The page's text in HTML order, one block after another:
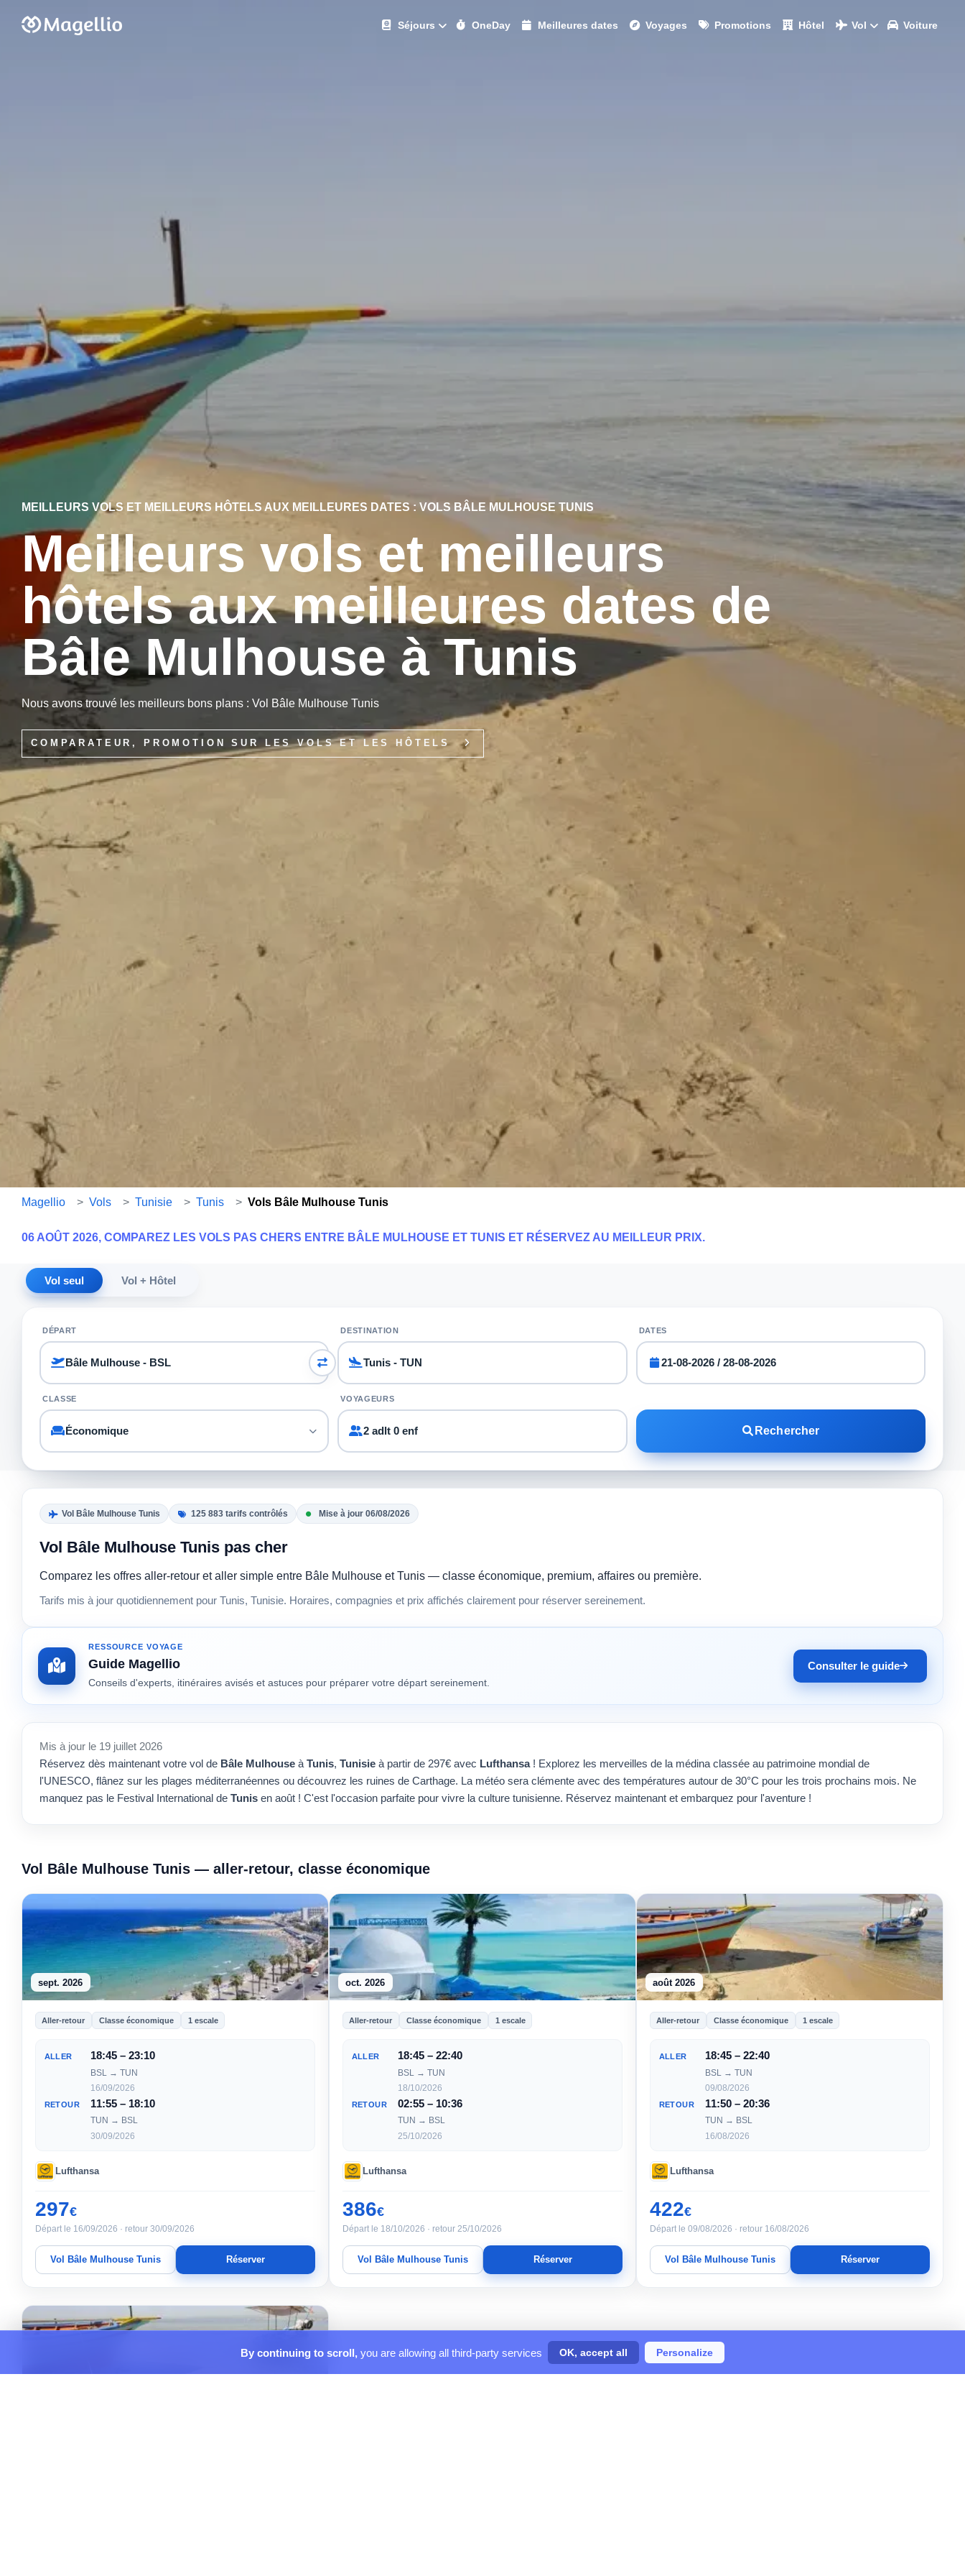
Séjours OneDay Meilleures dates Voyages Promotions Hôtel Vol Voiture
MEILLEURS VOLS ET MEILLEURS HÔTELS AUX MEILLEURES DATES : VOLS BÂLE MULHOUSE TUNIS
Meilleurs vols et meilleurs
hôtels aux meilleures dates de
Bâle Mulhouse à Tunis
Nous avons trouvé les meilleurs bons plans : Vol Bâle Mulhouse Tunis
COMPARATEUR, PROMOTION SUR LES VOLS ET LES HÔTELS
Magellio > Vols > Tunisie > Tunis > Vols Bâle Mulhouse Tunis
06 AOÛT 2026, COMPAREZ LES VOLS PAS CHERS ENTRE BÂLE MULHOUSE ET TUNIS ET RÉSERVEZ AU MEILLEUR PRIX.
Vol seul Vol + Hôtel
DÉPART DESTINATION DATES
CLASSE VOYAGEURS
2 adlt 0 enf Rechercher
Vol Bâle Mulhouse Tunis 125 883 tarifs contrôlés Mise à jour 06/08/2026
Vol Bâle Mulhouse Tunis pas cher
Comparez les offres aller-retour et aller simple entre Bâle Mulhouse et Tunis — classe économique, premium, affaires ou première.
Tarifs mis à jour quotidiennement pour Tunis, Tunisie. Horaires, compagnies et prix affichés clairement pour réserver sereinement.
RESSOURCE VOYAGE
Guide Magellio
Conseils d'experts, itinéraires avisés et astuces pour préparer votre départ sereinement.
Consulter le guide
Mis à jour le 19 juillet 2026
Réservez dès maintenant votre vol de Bâle Mulhouse à Tunis, Tunisie à partir de 297€ avec Lufthansa! Explorez les merveilles de la médina classée au patrimoine mondial de
l'UNESCO, flânez sur les plages méditerranéennes ou découvrez les ruines de Carthage. La météo sera clémente avec des températures autour de 30°C pour les trois prochains mois. Ne
manquez pas le Festival International de Tunis en août ! C'est l'occasion parfaite pour vivre la culture tunisienne. Réservez maintenant et embarquez pour l'aventure !
Vol Bâle Mulhouse Tunis — aller-retour, classe économique
sept. 2026
Aller-retour Classe économique 1 escale
ALLER 18:45 – 23:10
BSL → TUN
16/09/2026
RETOUR 11:55 – 18:10
TUN → BSL
30/09/2026
Lufthansa
297€
Départ le 16/09/2026 · retour 30/09/2026
Vol Bâle Mulhouse Tunis Réserver
oct. 2026
Aller-retour Classe économique 1 escale
ALLER 18:45 – 22:40
BSL → TUN
18/10/2026
RETOUR 02:55 – 10:36
TUN → BSL
25/10/2026
Lufthansa
386€
Départ le 18/10/2026 · retour 25/10/2026
Vol Bâle Mulhouse Tunis Réserver
août 2026
Aller-retour Classe économique 1 escale
ALLER 18:45 – 22:40
BSL → TUN
09/08/2026
RETOUR 11:50 – 20:36
TUN → BSL
16/08/2026
Lufthansa
422€
Départ le 09/08/2026 · retour 16/08/2026
Vol Bâle Mulhouse Tunis Réserver
By continuing to scroll, you are allowing all third-party services OK, accept all Personalize